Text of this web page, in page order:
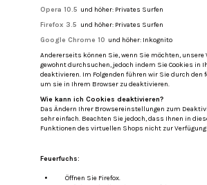
Opera 10.5 und höher: Privates Surfen
Firefox 3.5 und höher: Privates Surfen
Google Chrome 10 und höher: Inkognito
Andererseits können Sie, wenn Sie möchten, unsere
gewohnt durchsuchen, jedoch indem Sie Cookies in
deaktivieren. Im Folgenden führen wir Sie durch den
um sie in Ihrem Browser zu deaktivieren.
Wie kann ich Cookies deaktivieren?
Das Ändern Ihrer Browsereinstellungen zum
sehr einfach. Beachten Sie jedoch, dass Ihnen in
Funktionen des virtuellen Shops nicht zur
Feuerfuchs:
Öffnen Sie Firefox.